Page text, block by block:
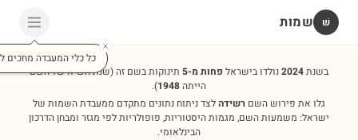
שׁ שמות
כל כלי המעבדה מחכים
בשנת2024נולדו בישראל פחות מ-5 תינוקות בשם זה(שנת השיא של השם
הייתה1948
).
גלו את פירוש השם רשידהלצד ניתוח נתונים מתקדם ממעבדת השמות של
ישראל: משמעות השם, מגמות היסטוריות, פופולריות לפי מגזר ומבחן הדרכון
הבינלאומי.